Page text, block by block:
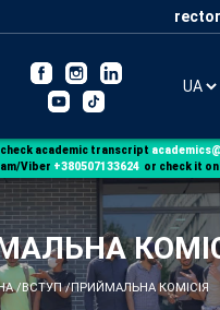
academic transcript
Viber +380507133624 or check it
/ВСТУП/ПРИЙМАЛЬНА КОМІСІЯ